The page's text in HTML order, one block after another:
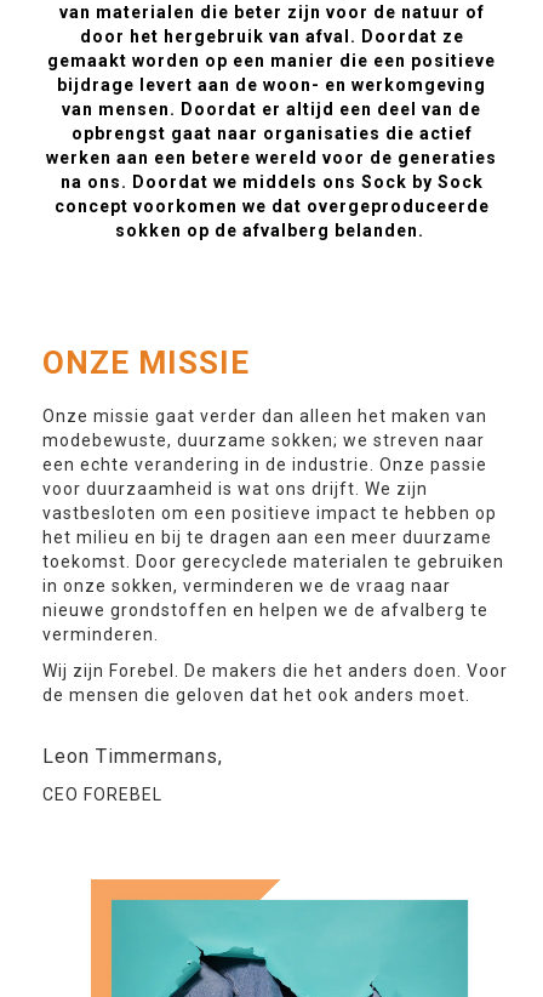
van materialen die beter zijn voor de natuur of
door het hergebruik van afval. Doordat ze
gemaakt worden op een manier die een positieve
bijdrage levert aan de woon- en werkomgeving
van mensen. Doordat er altijd een deel van de
opbrengst gaat naar organisaties die actief
werken aan een betere wereld voor de generaties
na ons. Doordat we middels ons Sock by Sock
concept voorkomen we dat overgeproduceerde
sokken op de afvalberg belanden.
ONZE MISSIE
Onze missie gaat verder dan alleen het maken van
modebewuste, duurzame sokken; we streven naar
een echte verandering in de industrie. Onze passie
voor duurzaamheid is wat ons drijft. We zijn
vastbesloten om een positieve impact te hebben op
het milieu en bij te dragen aan een meer duurzame
toekomst. Door gerecyclede materialen te gebruiken
in onze sokken, verminderen we de vraag naar
nieuwe grondstoffen en helpen we de afvalberg te
verminderen.
Wij zijn Forebel. De makers die het anders doen. Voor
de mensen die geloven dat het ook anders moet.
Leon Timmermans,
CEO FOREBEL